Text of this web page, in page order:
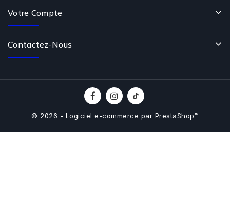
Votre Compte
Contactez-Nous
© 2026 - Logiciel e-commerce par PrestaShop™